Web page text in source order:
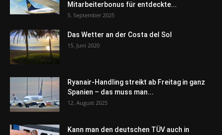
Mitarbeiterbonus für entdeckte...
5. September 2025
Das Wetter an der Costa del Sol
15. Juni 2020
Ryanair-Handling streikt ab Freitag in ganz
Spanien – das muss man...
12. August 2025
Kann man den deutschen TÜV auch in